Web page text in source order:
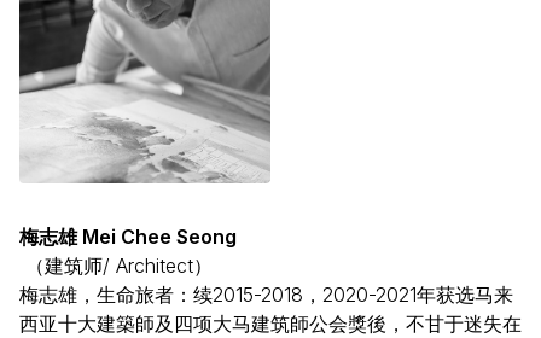
梅志雄 Mei Chee Seong
（建筑师/ Architect）
梅志雄，生命旅者：续2015-2018，2020-2021年获选马来
西亚十大建築師及四项大马建筑師公会獎後，不甘于迷失在